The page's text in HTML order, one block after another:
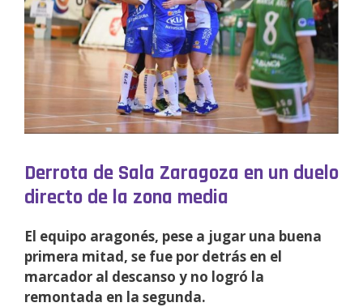
Derrota de Sala Zaragoza en un duelo
directo de la zona media
El equipo aragonés, pese a jugar una buena
primera mitad, se fue por detrás en el
marcador al descanso y no logró la
remontada en la segunda.